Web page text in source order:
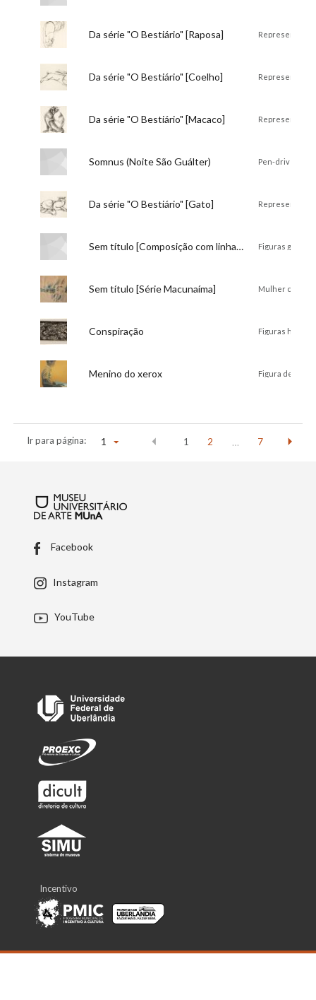
Título:
Da série "O Bestiário" [Raposa] Descrição:
Representação
Título:
Da série "O Bestiário" [Coelho] Descrição:
Título:
Da série "O Bestiário" [Macaco] Descrição:
Representação
Título:
Somnus (Noite São Guálter) Descrição:
Pen-drive
Título:
Da série "O Bestiário" [Gato] Descrição:
Representação
Título:
Sem título [Composição com linhas e espiral] Descrição:
Figuras
Título:
Sem título [Série Macunaíma] Descrição:
Mulher com coroa
Título:
Conspiração Descrição:
Figuras
Título:
Menino do xerox Descrição:
Figura de
Ir para página: 1 1 2 … 7
Facebook
Instagram
YouTube
Incentivo